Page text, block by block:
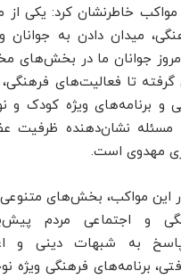
مواکب خاطرنشان کرد: یکی از
میدان دادن به جوانان
جوانان ما در بخش‌های
گرفته تا فعالیت‌های
و برنامه‌های ویژه کودک و
مسئله نشان‌دهنده ظرفیت
مهدوی است.
این مواکب، بخش‌های
و اجتماعی مردم
پاسخ به شبهات دینی و
برنامه‌های فرهنگی ویژه